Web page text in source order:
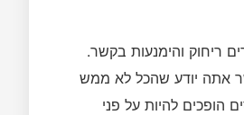
ריחוק והימנעות בקשר.
אתה יודע שהכל לא ממש
הופכים להיות על פני